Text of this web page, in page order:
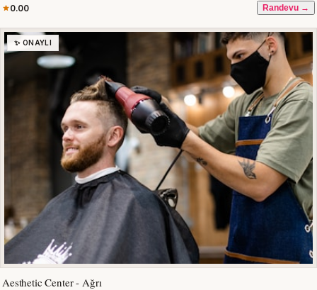
0.00 Randevu →
✨ ONAYLI
Aesthetic Center - Ağrı